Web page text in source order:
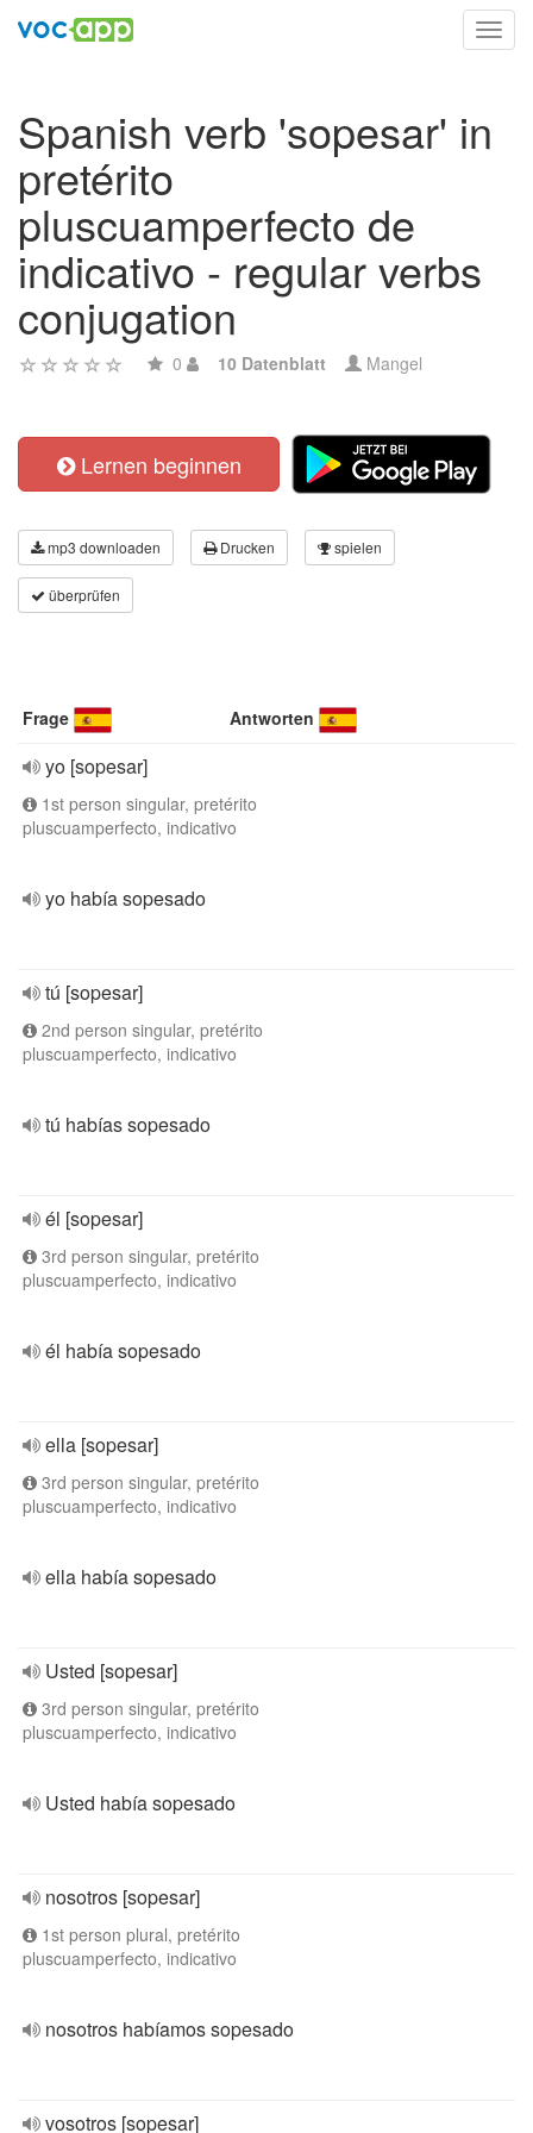
Spanish verb 'sopesar' in
pretérito
pluscuamperfecto de
indicativo - regular verbs
conjugation
0 10 Datenblatt Mangel
Lernen beginnen
mp3 downloaden Drucken spielen
überprüfen
Frage Antworten
yo [sopesar]
1st person singular, pretérito
pluscuamperfecto, indicativo
yo había sopesado
tú [sopesar]
2nd person singular, pretérito
pluscuamperfecto, indicativo
tú habías sopesado
él [sopesar]
3rd person singular, pretérito
pluscuamperfecto, indicativo
él había sopesado
ella [sopesar]
3rd person singular, pretérito
pluscuamperfecto, indicativo
ella había sopesado
Usted [sopesar]
3rd person singular, pretérito
pluscuamperfecto, indicativo
Usted había sopesado
nosotros [sopesar]
1st person plural, pretérito
pluscuamperfecto, indicativo
nosotros habíamos sopesado
vosotros [sopesar]